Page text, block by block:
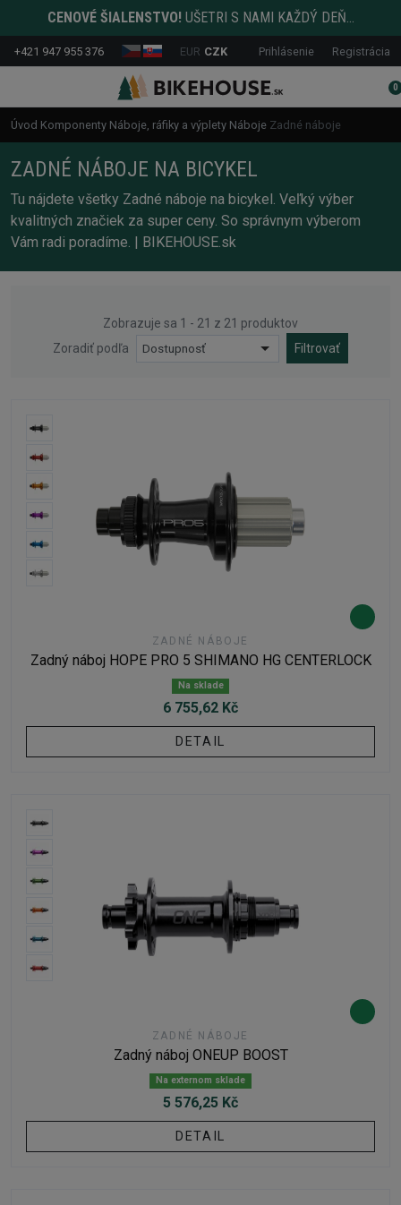
CENOVÉ ŠIALENSTVO! UŠETRI S NAMI KAŽDÝ DEŇ...
+421 947 955 376 EUR CZK Prihlásenie Registrácia
0
Úvod Komponenty Náboje, ráfiky a výplety Náboje Zadné náboje
ZADNÉ NÁBOJE NA BICYKEL
Tu nájdete všetky Zadné náboje na bicykel. Veľký výber
kvalitných značiek za super ceny. So správnym výberom
Vám radi poradíme. | BIKEHOUSE.sk
Zobrazuje sa 1 - 21 z 21 produktov
Zoradiť podľa
Dostupnosť Filtrovať
ZADNÉ NÁBOJE
Zadný náboj HOPE PRO 5 SHIMANO HG CENTERLOCK
Na sklade
6 755,62 Kč
DETAIL
ZADNÉ NÁBOJE
Zadný náboj ONEUP BOOST
Na externom sklade
5 576,25 Kč
DETAIL